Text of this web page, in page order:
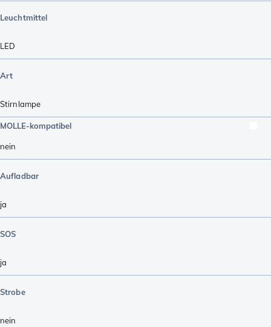
Leuchtmittel
LED
Art
Stirnlampe
MOLLE-kompatibel
nein
Aufladbar
ja
SOS
ja
Strobe
nein